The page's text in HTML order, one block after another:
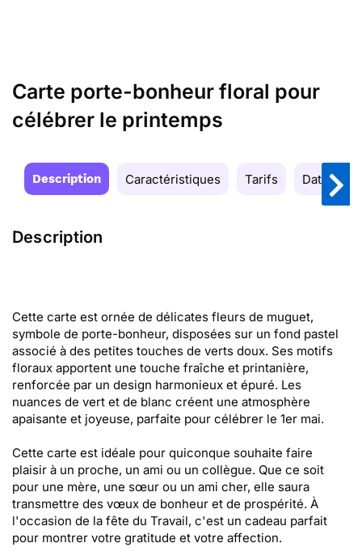
Carte porte-bonheur floral pour
célébrer le printemps
Description Caractéristiques Tarifs Date de
Description
Cette carte est ornée de délicates fleurs de muguet,
symbole de porte-bonheur, disposées sur un fond pastel
associé à des petites touches de verts doux. Ses motifs
floraux apportent une touche fraîche et printanière,
renforcée par un design harmonieux et épuré. Les
nuances de vert et de blanc créent une atmosphère
apaisante et joyeuse, parfaite pour célébrer le 1er mai.
Cette carte est idéale pour quiconque souhaite faire
plaisir à un proche, un ami ou un collègue. Que ce soit
pour une mère, une sœur ou un ami cher, elle saura
transmettre des vœux de bonheur et de prospérité. À
l'occasion de la fête du Travail, c'est un cadeau parfait
pour montrer votre gratitude et votre affection.